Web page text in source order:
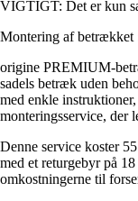
VIGTIGT: Det er kun
Montering af betrækket
origine PREMIUM-
sadels betræk uden
med enkle
monteringsservice, der
Denne service koster
med et returgebyr på
omkostningerne til